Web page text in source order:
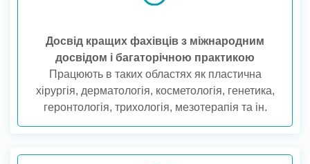
Досвід кращих фахівців з міжнародним
досвідом і багаторічною практикою
Працюють в таких областях як пластична
хірургія, дерматологія, косметологія, генетика,
геронтологія, трихологія, мезотерапія та ін.